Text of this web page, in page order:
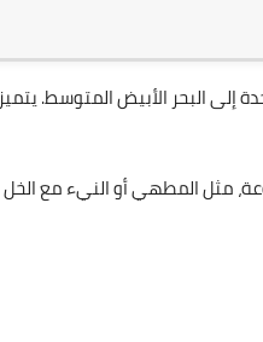
إلى البحر الأبيض المتوسط. يتميز
مثل المطهي أو النيء مع الخل